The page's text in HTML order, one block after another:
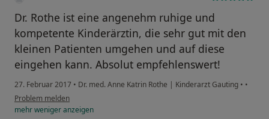
Dr. Rothe ist eine angenehm ruhige und
kompetente Kinderärztin, die sehr gut mit den
kleinen Patienten umgehen und auf diese
eingehen kann. Absolut empfehlenswert!
27. Februar 2017 • Dr. med. Anne Katrin Rothe | Kinderarzt Gauting • •
Problem melden
mehrwenigeranzeigen